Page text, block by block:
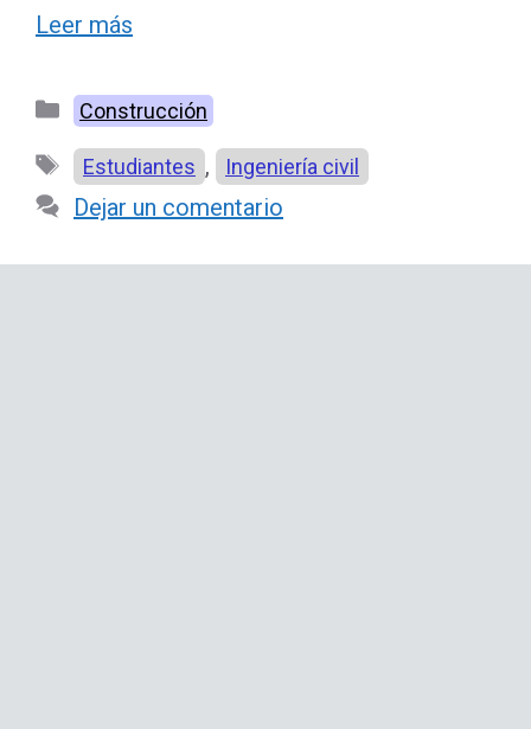
Leer más
Categorías
Construcción
Etiquetas
Estudiantes , Ingeniería civil
Dejar un comentario